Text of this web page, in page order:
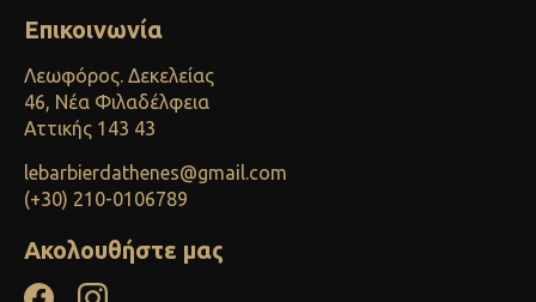
Επικοινωνία
Λεωφόρος. Δεκελείας
46, Νέα Φιλαδέλφεια
Αττικής 143 43
lebarbierdathenes@gmail.com
(+30) 210-0106789
Ακολουθήστε μας